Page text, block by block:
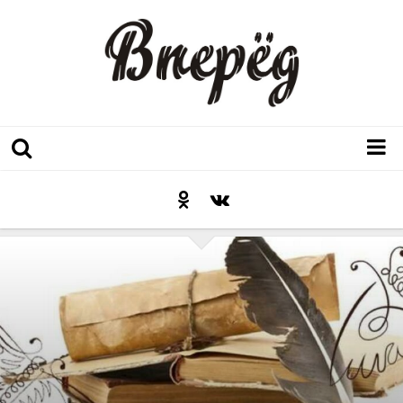
Неожиданный ракурс
Контакты
Люди родного края